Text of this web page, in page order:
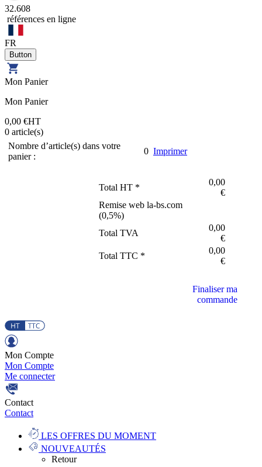
32.608
références en ligne
FR
Mon Panier
Mon Panier
0,00 €HT
0 article(s)
Nombre d’article(s) dans votre
panier :
0 Imprimer
Total HT *
0,00
€
Remise web la-bs.com
(0,5%)
Total TVA
0,00
€
Total TTC *
0,00
€
Finaliser ma
commande
Mon Compte
Mon Compte
Me connecter
Contact
Contact
LES OFFRES DU MOMENT
NOUVEAUTÉS
Retour